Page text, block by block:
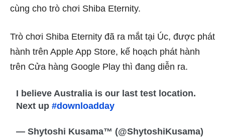
cùng cho trò chơi Shiba Eternity.
Trò chơi Shiba Eternity đã ra mắt tại Úc, được phát
hành trên Apple App Store, kế hoạch phát hành
trên Cửa hàng Google Play thì đang diễn ra.
I believe Australia is our last test location.
Next up#downloadday
— Shytoshi Kusama™ (@ShytoshiKusama)